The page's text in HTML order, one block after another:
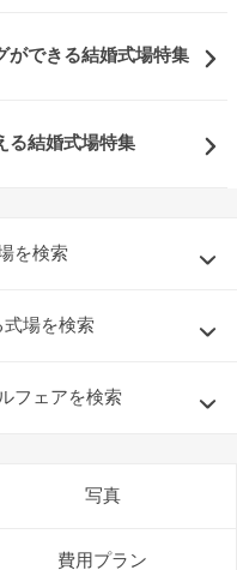
ができる結婚式場特集
る結婚式場特集
を検索
式場を検索
フェアを検索
写真
費用プラン